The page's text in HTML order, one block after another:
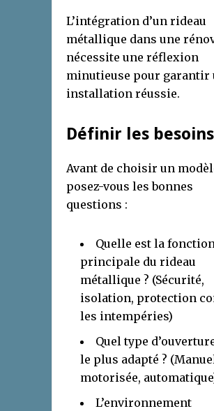
L’intégration d’un rideau
métallique dans une
nécessite une réflexion
minutieuse pour garantir
installation réussie.
Définir les besoins
Avant de choisir un
posez-vous les bonnes
questions :
Quelle est la
principale du rideau
métallique ? (Sécurité,
isolation, protection
les intempéries)
Quel type
le plus adapté ?
motorisée,
L’environnement